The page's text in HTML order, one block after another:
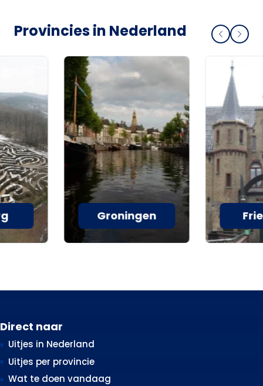
Provincies in Nederland
Groningen
Direct naar
Uitjes in Nederland
Uitjes per provincie
Wat te doen vandaag